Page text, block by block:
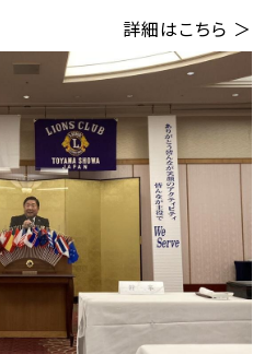
詳細はこちら ＞